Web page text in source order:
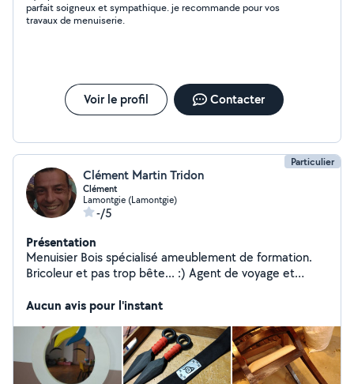
parfait soigneux et sympathique. je recommande pour vos
travaux de menuiserie.
Voir le profil Contacter
Particulier
Clément Martin Tridon
Clément
Lamontgie (Lamontgie)
-/5
Présentation
Menuisier Bois spécialisé ameublement de formation.
Bricoleur et pas trop bête... :) Agent de voyage et
métier.
Aucun avis pour l'instant